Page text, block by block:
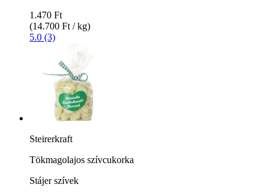
1.470 Ft
(14.700 Ft / kg)
5.0 (3)
Steirerkraft
Tökmagolajos szívcukorka
Stájer szívek